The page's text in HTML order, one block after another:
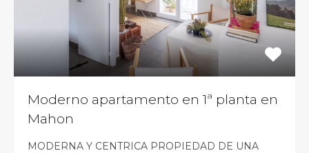
Moderno apartamento en 1ª planta en
Mahon
MODERNA Y CENTRICA PROPIEDAD DE UNA